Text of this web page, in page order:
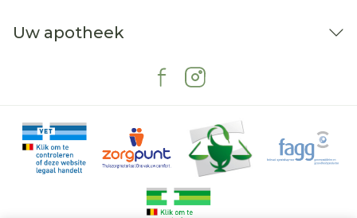
Uw apotheek